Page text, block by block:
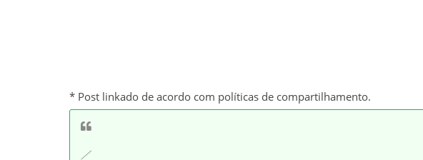
* Post linkado de acordo com políticas de compartilhamento.
／